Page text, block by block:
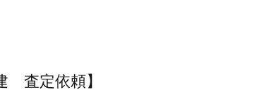
査定依頼】